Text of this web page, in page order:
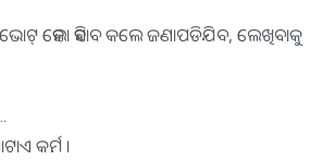
ଭୋଟ୍ ହେଲା ହିସାବ କଲେ ଜଣାପଡିଯିବ, ଲେଖିବାକୁ
କର୍ମ ।